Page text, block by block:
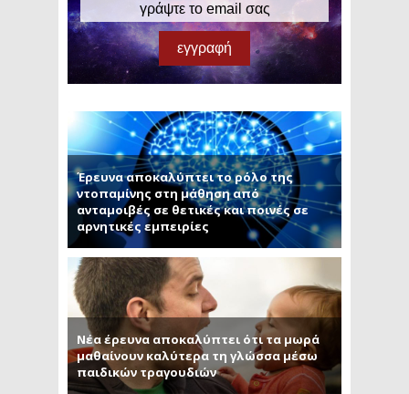
Έρευνα αποκαλύπτει το ρόλο της
ντοπαμίνης στη μάθηση από
ανταμοιβές σε θετικές και ποινές σε
αρνητικές εμπειρίες
Νέα έρευνα αποκαλύπτει ότι τα μωρά
μαθαίνουν καλύτερα τη γλώσσα μέσω
παιδικών τραγουδιών